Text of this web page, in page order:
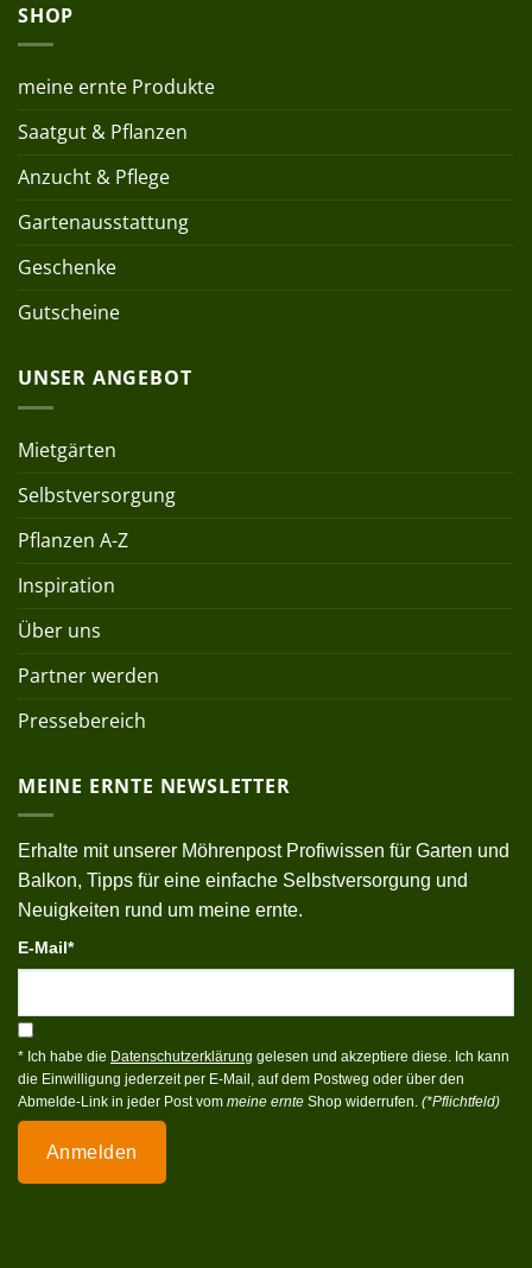
SHOP
meine ernte Produkte
Saatgut & Pflanzen
Anzucht & Pflege
Gartenausstattung
Geschenke
Gutscheine
UNSER ANGEBOT
Mietgärten
Selbstversorgung
Pflanzen A-Z
Inspiration
Über uns
Partner werden
Pressebereich
MEINE ERNTE NEWSLETTER
Erhalte mit unserer Möhrenpost Profiwissen für Garten und
Balkon, Tipps für eine einfache Selbstversorgung und
Neuigkeiten rund um meine ernte.
E-Mail*
* Ich habe die Datenschutzerklärung gelesen und akzeptiere diese. Ich kann
die Einwilligung jederzeit per E-Mail, auf dem Postweg oder über den
Abmelde-Link in jeder Post vom meine ernte Shop widerrufen. (*Pflichtfeld)
Anmelden